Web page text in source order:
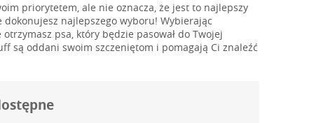
priorytetem, ale nie oznacza, że jest to najlepszy
najlepszego wyboru! Wybierając
psa, który będzie pasował do Twojej
są oddani swoim szczeniętom i pomagają Ci znaleźć